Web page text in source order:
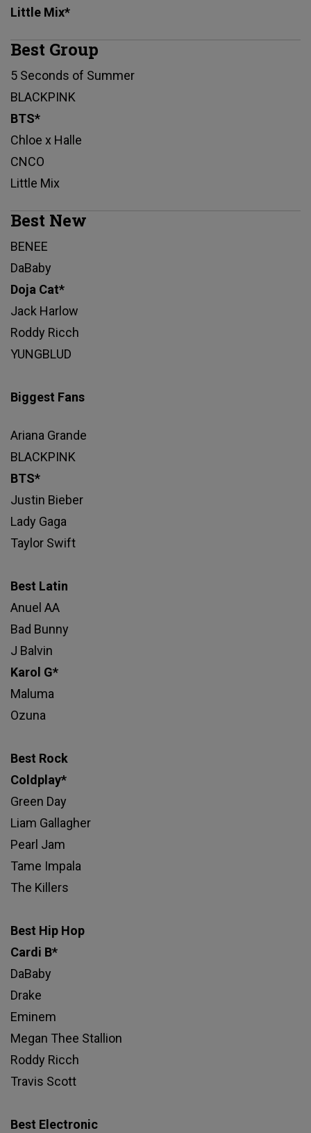
Little Mix*
Best Group
5 Seconds of Summer
BLACKPINK
BTS*
Chloe x Halle
CNCO
Little Mix
Best New
BENEE
DaBaby
Doja Cat*
Jack Harlow
Roddy Ricch
YUNGBLUD
Biggest Fans
Ariana Grande
BLACKPINK
BTS*
Justin Bieber
Lady Gaga
Taylor Swift
Best Latin
Anuel AA
Bad Bunny
J Balvin
Karol G*
Maluma
Ozuna
Best Rock
Coldplay*
Green Day
Liam Gallagher
Pearl Jam
Tame Impala
The Killers
Best Hip Hop
Cardi B*
DaBaby
Drake
Eminem
Megan Thee Stallion
Roddy Ricch
Travis Scott
Best Electronic